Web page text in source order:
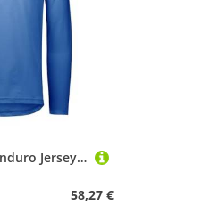
POC M's Reform Enduro Jersey Fahrradshirt für Herren
58,27 €